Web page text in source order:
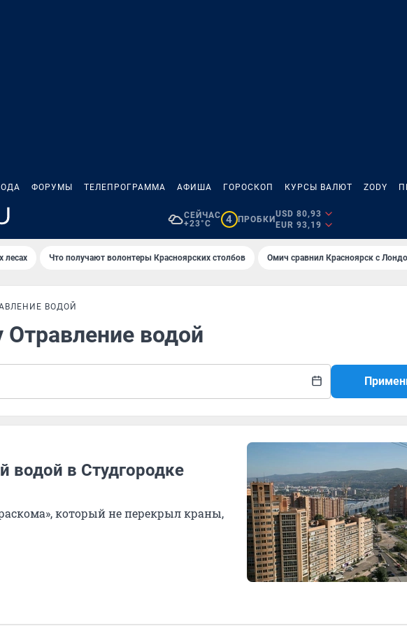
ФОРУМЫ ТЕЛЕПРОГРАММА АФИША ГОРОСКОП КУРСЫ ВАЛЮТ ZODY
СЕЙЧАС
+23°C
4 ПРОБКИ
USD 80,93
EUR 93,19
лесах Что получают волонтеры Красноярских столбов Омич сравнил Красноярск с
ВОДОЙ
Отравление водой
водой в Студгородке
который не перекрыл краны,